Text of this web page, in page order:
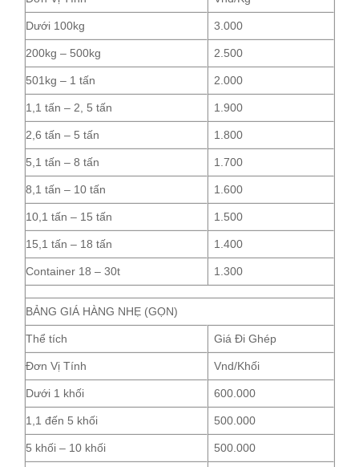
Dưới 100kg 3.000
200kg – 500kg 2.500
501kg – 1 tấn 2.000
1,1 tấn – 2, 5 tấn 1.900
2,6 tấn – 5 tấn 1.800
5,1 tấn – 8 tấn 1.700
8,1 tấn – 10 tấn 1.600
10,1 tấn – 15 tấn 1.500
15,1 tấn – 18 tấn 1.400
Container 18 – 30t 1.300
BẢNG GIÁ HÀNG NHẸ (GỌN)
Thể tích Giá Đi Ghép
Đơn Vị Tính Vnd/Khối
Dưới 1 khối 600.000
1,1 đến 5 khối 500.000
5 khối – 10 khối 500.000